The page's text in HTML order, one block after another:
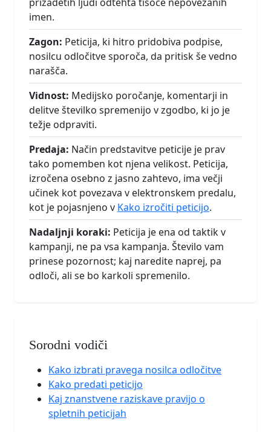
imen.
Zagon: Peticija, ki hitro pridobiva podpise,
nosilcu odločitve sporoča, da pritisk še vedno
narašča.
Vidnost: Medijsko poročanje, komentarji in
delitve številko spremenijo v zgodbo, ki jo je
težje odpraviti.
Predaja: Način predstavitve peticije je prav
tako pomemben kot njena velikost. Peticija,
izročena osebno z jasno zahtevo, ima večji
učinek kot povezava v elektronskem predalu,
kot je pojasnjeno v Kako izročiti peticijo.
Nadaljnji koraki: Peticija je ena od taktik v
kampanji, ne pa vsa kampanja. Število vam
prinese pozornost; kaj naredite naprej, pa
odloči, ali se bo karkoli spremenilo.
Sorodni vodiči
Kako izbrati pravega nosilca odločitve
Kako predati peticijo
Kaj znanstvene raziskave pravijo o
spletnih peticijah